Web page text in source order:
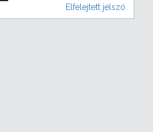
Elfelejtett jelszó